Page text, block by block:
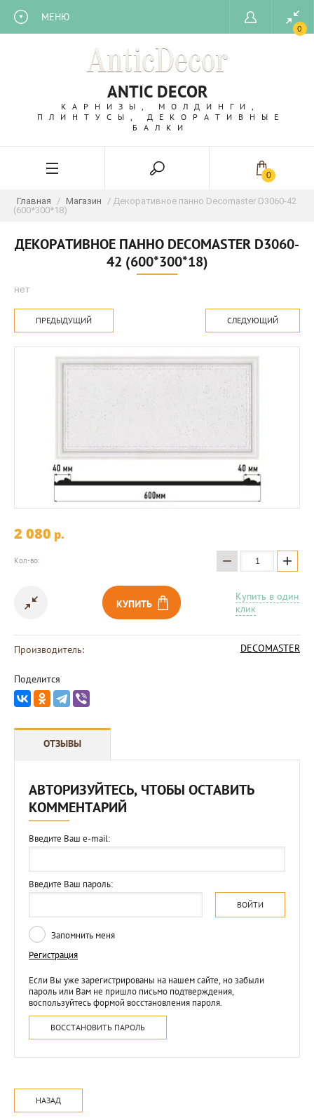
МЕНЮ
0
ANTIC DECOR
КАРНИЗЫ, МОЛДИНГИ,
ПЛИНТУСЫ, ДЕКОРАТИВНЫЕ
БАЛКИ
0
Главная / Магазин
/ Декоративное панно Decomaster D3060-42
(600*300*18)
ДЕКОРАТИВНОЕ ПАННО DECOMASTER D3060-
42 (600*300*18)
нет
ПРЕДЫДУЩИЙ СЛЕДУЮЩИЙ
2 080 p.
Кол-во: − +
КУПИТЬ
Купить в один
клик
Производитель: DECOMASTER
Поделится
ОТЗЫВЫ
АВТОРИЗУЙТЕСЬ, ЧТОБЫ ОСТАВИТЬ
КОММЕНТАРИЙ
Введите Ваш e-mail:
Введите Ваш пароль:
ВОЙТИ
Запомнить меня
Регистрация
Если Вы уже зарегистрированы на нашем сайте, но забыли
пароль или Вам не пришло письмо подтверждения,
воспользуйтесь формой восстановления пароля.
ВОССТАНОВИТЬ ПАРОЛЬ
НАЗАД